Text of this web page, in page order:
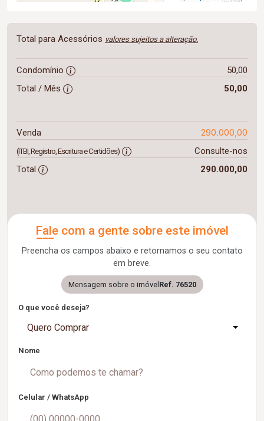
Total para Acessórios valores sujeitos a alteração.
Condomínio
50,00
Total / Mês
50,00
Venda 290.000,00
(ITBI, Registro, Escritura e Certidões)
Consulte-nos
Total
290.000,00
Fale com a gente sobre este imóvel
Preencha os campos abaixo e retornamos o seu contato
em breve.
Mensagem sobre o imóvel Ref. 76520
O que você deseja?
Quero Comprar
Nome
Celular / WhatsApp